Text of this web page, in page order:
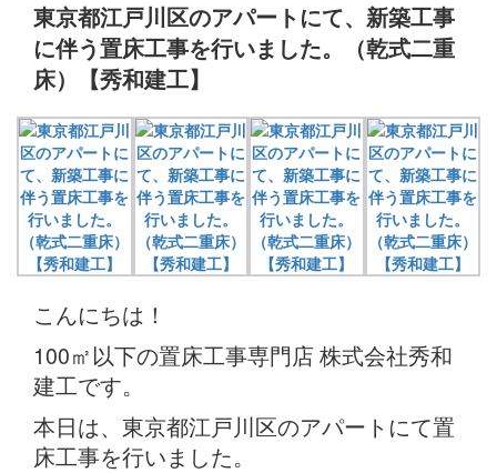
東京都江戸川区のアパートにて、新築工事
に伴う置床工事を行いました。（乾式二重
床）【秀和建工】
こんにちは！
100㎡以下の置床工事専門店 株式会社秀和
建工です。
本日は、東京都江戸川区のアパートにて置
床工事を行いました。